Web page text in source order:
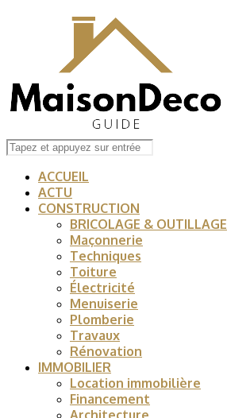
ACCUEIL
ACTU
CONSTRUCTION
BRICOLAGE & OUTILLAGE
Maçonnerie
Techniques
Toiture
Électricité
Menuiserie
Plomberie
Travaux
Rénovation
IMMOBILIER
Location immobilière
Financement
Architecture